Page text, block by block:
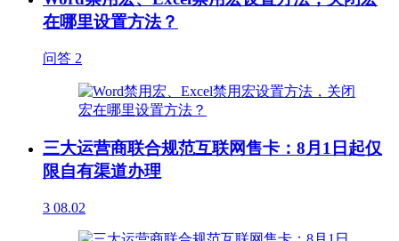
在哪里设置方法？
问答 2
三大运营商联合规范互联网售卡：8月1日起仅
限自有渠道办理
3 08.02